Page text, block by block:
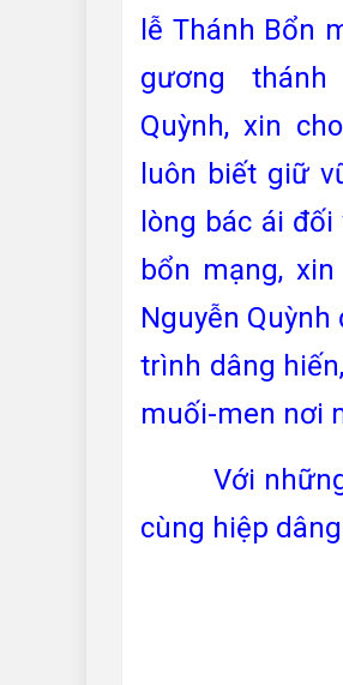
lễ Thánh Bổn
gương
Quỳnh, xin
luôn biết giữ
lòng bác ái
bổn mạng,
Nguyễn
trình dâng
muối-men nơi
Với những
cùng hiệp
M.